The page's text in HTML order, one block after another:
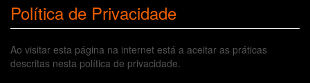
Política de Privacidade
Ao visitar esta página na internet está a aceitar as práticas
descritas nesta política de privacidade.